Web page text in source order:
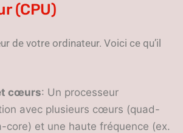
(CPU)
de votre ordinateur. Voici ce qu’il
cœurs: Un processeur
avec plusieurs cœurs (quad-
core) et une haute fréquence (ex.